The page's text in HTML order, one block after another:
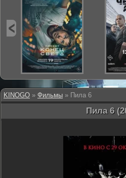
KINOGO » Фильмы » Пила 6
Пила 6